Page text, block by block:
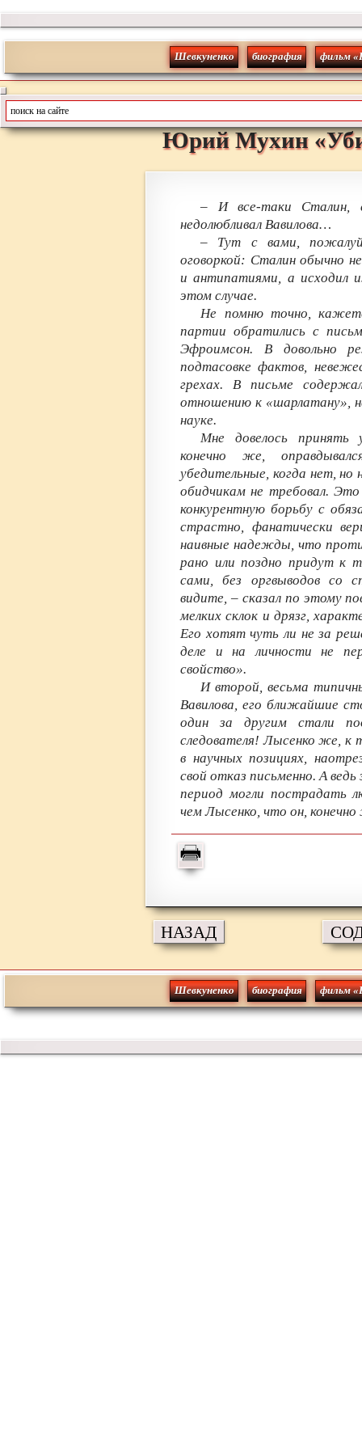
Шевкуненко биография фильм
Юрий Мухин«
– И все-таки Сталин,
недолюбливал Вавилова…
– Тут с вами,
оговоркой: Сталин обычно
и антипатиями, а исходил
этом случае.
Не помню точно,
партии обратились с
Эфроимсон. В довольно
подтасовке фактов,
грехах. В письме
отношению к «шарлатану»,
науке.
Мне довелось принять
конечно же,
убедительные, когда нет,
обидчикам не требовал.
конкурентную борьбу с
страстно, фанатически
наивные надежды, что
рано или поздно придут
сами, без оргвыводов со
видите, – сказал по этому
мелких склок и дрязг,
Его хотят чуть ли не за
деле и на личности не
свойство».
И второй, весьма
Вавилова, его ближайшие
один за другим стали
следователя! Лысенко же, к
в научных позициях,
свой отказ письменно. А
период могли пострадать
чем Лысенко, что он,
НАЗАД
Шевкуненко биография фильм